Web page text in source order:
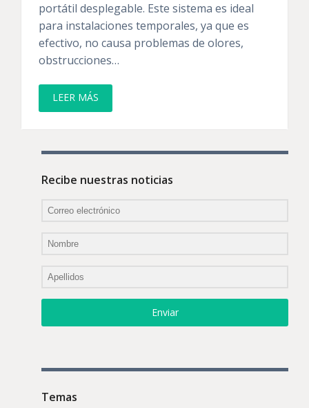
portátil desplegable. Este sistema es ideal
para instalaciones temporales, ya que es
efectivo, no causa problemas de olores,
obstrucciones…
LEER MÁS
Recibe nuestras noticias
Enviar
Temas